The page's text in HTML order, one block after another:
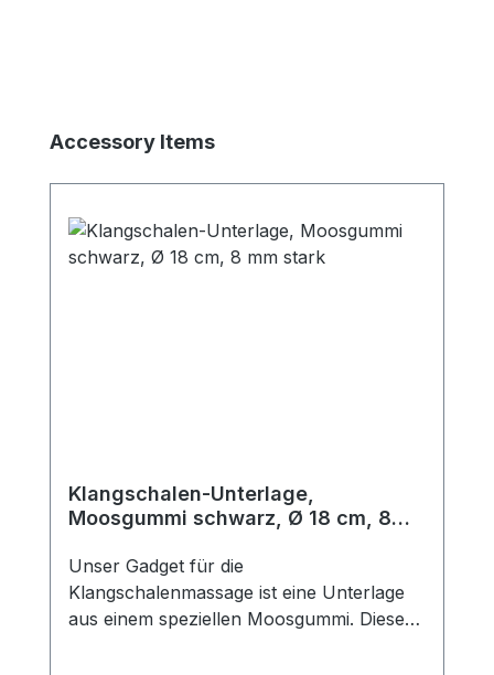
Produktgalerie überspringen
Accessory Items
Klangschalen-Unterlage,
Moosgummi schwarz, Ø 18 cm, 8
Unser Gadget für die
Klangschalenmassage ist eine Unterlage
aus einem speziellen Moosgummi. Dieses